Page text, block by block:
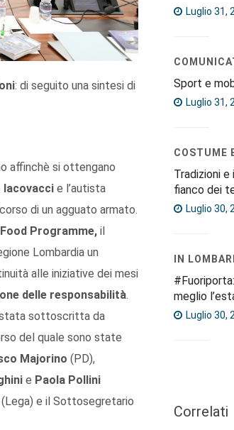
: di seguito una sintesi di
affinchè si ottengano
e l’autista
di un agguato armato.
Programme, il
Lombardia un
alle iniziative dei mesi
delle responsabilità.
stata sottoscritta da
del quale sono state
Majorino (PD),
e Paola Pollini
(Lega) e il Sottosegretario
Luglio 31,
Sport e
Luglio 31,
COSTUME
Tradizioni
fianco dei
Luglio 30,
IN
meglio
Luglio 30,
Correlati